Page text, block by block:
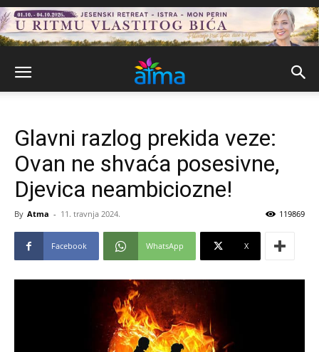
Glavni razlog prekida veze:
Ovan ne shvaća posesivne,
Djevica neambiciozne!
By Atma - 11. travnja 2024. 119869
Facebook WhatsApp X